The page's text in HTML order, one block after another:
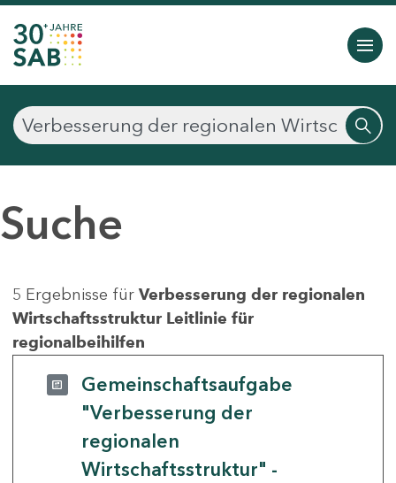
Suche
5 Ergebnisse für Verbesserung der regionalen
Wirtschaftsstruktur Leitlinie für
regionalbeihilfen
Gemeinschaftsaufgabe
"Verbesserung der
regionalen
Wirtschaftsstruktur" -